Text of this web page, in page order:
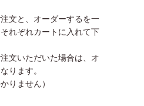
文と、オーダーするを一
れぞれカートに入れて下
文いただいた場合は、オ
ります。
りません）